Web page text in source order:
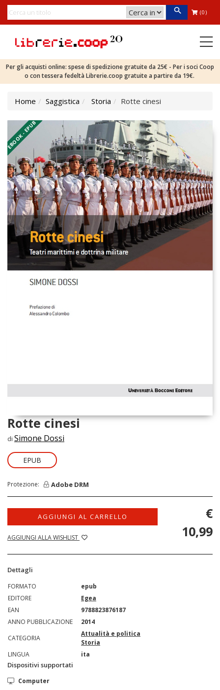
(0)
Per gli acquisti online: spese di spedizione gratuite da 25€ - Per i soci Coop
o con tessera fedeltà Librerie.coop gratuite a partire da 19€.
Home Saggistica Storia Rotte cinesi
EBOOK - EPUB
Rotte cinesi
di Simone Dossi
EPUB
Protezione: Adobe DRM
AGGIUNGI AL CARRELLO
AGGIUNGI ALLA WISHLIST
€
10,99
Dettagli
FORMATO
epub
EDITORE
Egea
EAN
9788823876187
ANNO PUBBLICAZIONE
2014
CATEGORIA
Attualità e politica
Storia
LINGUA
ita
Dispositivi supportati
Computer